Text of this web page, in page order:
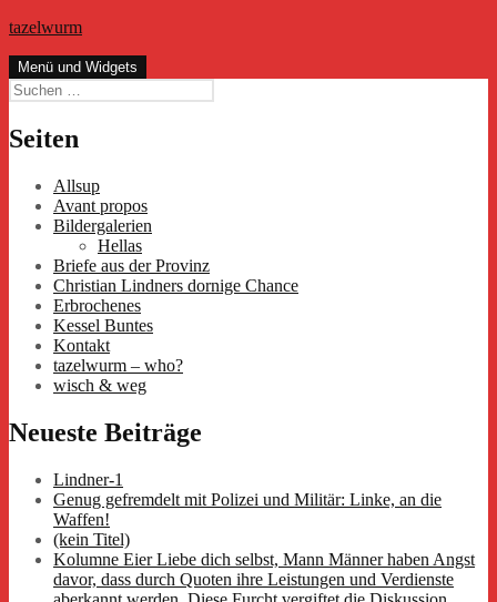
Zum
springen
tazelwurm
Menü und Widgets
Suchen
nach:
Seiten
Allsup
Avant propos
Bildergalerien
Hellas
Briefe aus der Provinz
Christian Lindners dornige Chance
Erbrochenes
Kessel Buntes
Kontakt
tazelwurm – who?
wisch & weg
Neueste Beiträge
Lindner-1
Genug gefremdelt mit Polizei und Militär: Linke, an die
Waffen!
(kein Titel)
Kolumne Eier Liebe dich selbst, Mann Männer haben Angst
davor, dass durch Quoten ihre Leistungen und Verdienste